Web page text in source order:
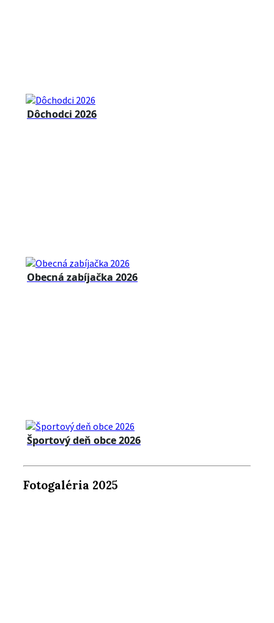
Dôchodci 2026
Obecná zabíjačka 2026
Športový deň obce 2026
Fotogaléria 2025